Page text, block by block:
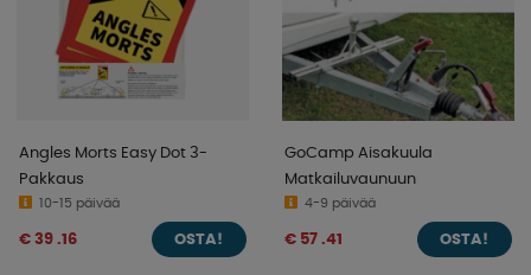
Angles Morts Easy Dot 3-
Pakkaus
10-15 päivää
€ 39 .16 OSTA!
GoCamp Aisakuula
Matkailuvaunuun
4-9 päivää
€ 57 .41 OSTA!